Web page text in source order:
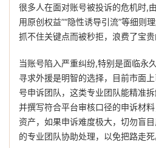
很多人在面对账号被投诉的危机时,
用原创权益”“隐性诱导引流”等细则
抓不住关键点而被秒拒，浪费了宝贵
当账号陷入严重纠纷,特别是面临永
寻求外援是明智的选择，目前市面
号申诉团队，这类专业团队能精准拆
并撰写符合平台审核口径的申诉材
资产，如果申诉难度极大，切勿盲
的专业团队协助处理，以免把路走死